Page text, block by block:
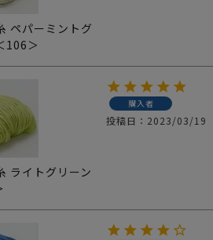
ペパーミントグ
106＞
ライトグリーン
購入者
投稿日 2023/03/19